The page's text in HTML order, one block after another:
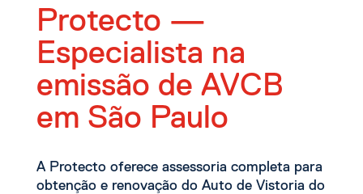
Protecto —
Especialista na
emissão de AVCB
em São Paulo
A Protecto oferece assessoria completa para
obtenção e renovação do Auto de Vistoria do